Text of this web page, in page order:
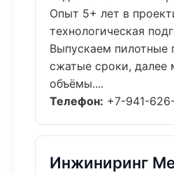
Опыт 5+ лет в
технологическая
Выпускаем пилотные
сжатые сроки, далее
объёмы....
Телефон: +7-941-
Инжиниринг